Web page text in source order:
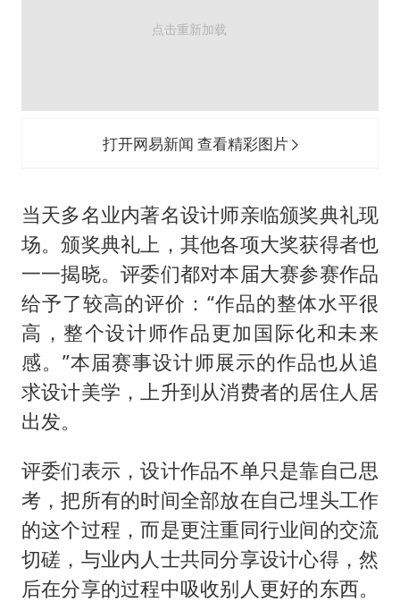
打开网易新闻 查看精彩图片
当天多名业内著名设计师亲临颁奖典礼现
场。颁奖典礼上，其他各项大奖获得者也
一一揭晓。评委们都对本届大赛参赛作品
给予了较高的评价：“作品的整体水平很
高，整个设计师作品更加国际化和未来
感。”本届赛事设计师展示的作品也从追
求设计美学，上升到从消费者的居住人居
出发。
评委们表示，设计作品不单只是靠自己思
考，把所有的时间全部放在自己埋头工作
的这个过程，而是更注重同行业间的交流
切磋，与业内人士共同分享设计心得，然
后在分享的过程中吸收别人更好的东西。